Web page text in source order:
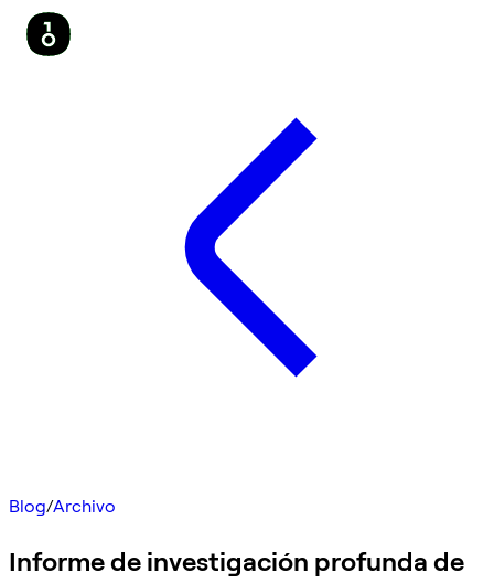
Blog/Archivo
Informe de investigación profunda de